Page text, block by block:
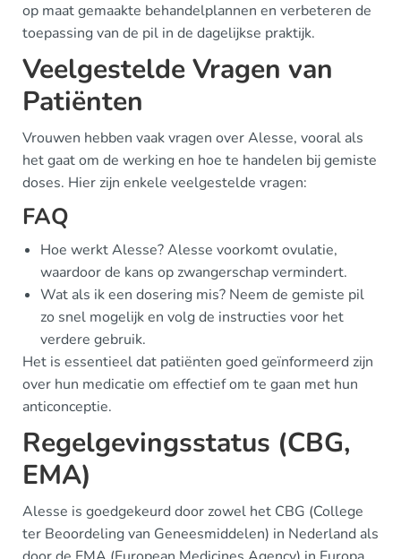
op maat gemaakte behandelplannen en verbeteren de
toepassing van de pil in de dagelijkse praktijk.
Veelgestelde Vragen van
Patiënten
Vrouwen hebben vaak vragen over Alesse, vooral als
het gaat om de werking en hoe te handelen bij gemiste
doses. Hier zijn enkele veelgestelde vragen:
FAQ
Hoe werkt Alesse? Alesse voorkomt ovulatie,
waardoor de kans op zwangerschap vermindert.
Wat als ik een dosering mis? Neem de gemiste pil
zo snel mogelijk en volg de instructies voor het
verdere gebruik.
Het is essentieel dat patiënten goed geïnformeerd zijn
over hun medicatie om effectief om te gaan met hun
anticonceptie.
Regelgevingsstatus (CBG,
EMA)
Alesse is goedgekeurd door zowel het CBG (College
ter Beoordeling van Geneesmiddelen) in Nederland als